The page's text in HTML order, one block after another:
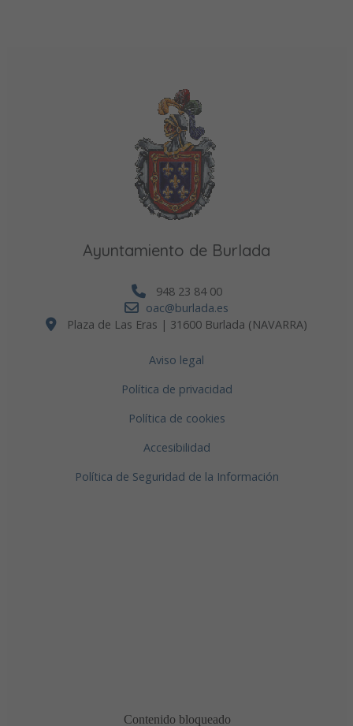
Ayuntamiento de Burlada
948 23 84 00
oac@burlada.es
Plaza de Las Eras | 31600 Burlada (NAVARRA)
Aviso legal
Política de privacidad
Política de cookies
Accesibilidad
Política de Seguridad de la Información